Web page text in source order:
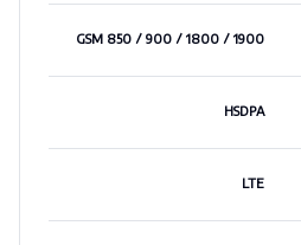
GSM 850 / 900 / 1800 / 1900
HSDPA
LTE